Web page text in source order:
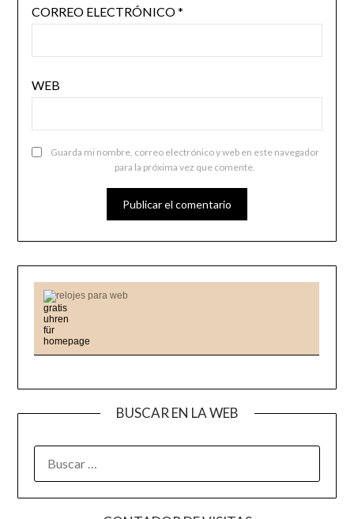
CORREO ELECTRÓNICO*
WEB
Guarda mi nombre, correo electrónico y web en este navegador
para la próxima vez que comente.
relojes para web
BUSCAR EN LA WEB